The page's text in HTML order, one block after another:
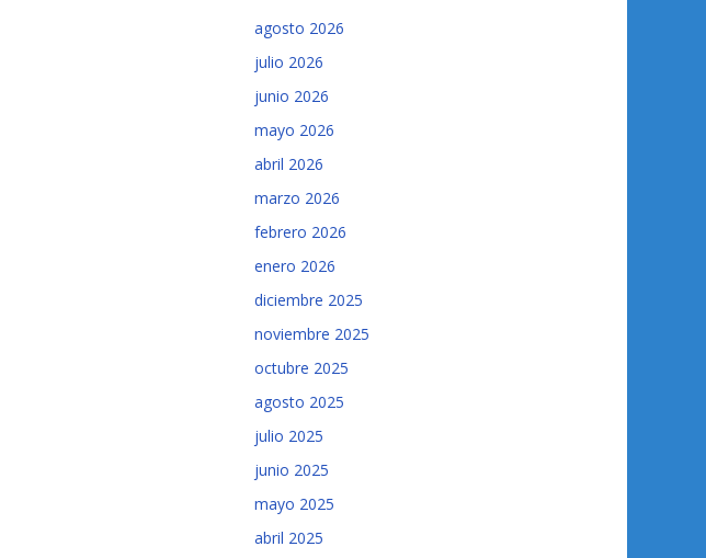
agosto 2026
julio 2026
junio 2026
mayo 2026
abril 2026
marzo 2026
febrero 2026
enero 2026
diciembre 2025
noviembre 2025
octubre 2025
agosto 2025
julio 2025
junio 2025
mayo 2025
abril 2025